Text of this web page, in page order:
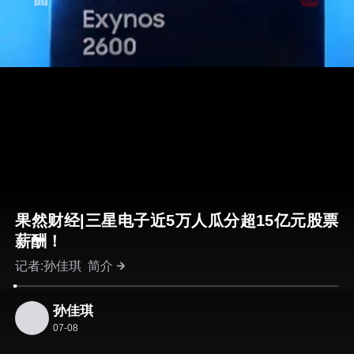
果然财经|三星电子近5万人瓜分超15亿元股票
薪酬！
记者:孙佳琪简介
孙佳琪
07-08